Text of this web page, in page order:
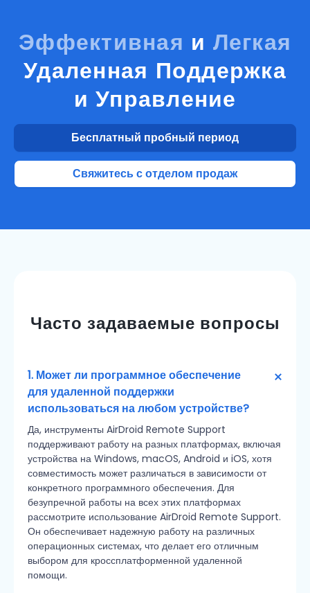
Эффективная и Легкая
Удаленная Поддержка
и Управление
Бесплатный пробный период
Свяжитесь с отделом продаж
Часто задаваемые вопросы
1. Может ли программное обеспечение
для удаленной поддержки
использоваться на любом устройстве?
Да, инструменты AirDroid Remote Support
поддерживают работу на разных платформах, включая
устройства на Windows, macOS, Android и iOS, хотя
совместимость может различаться в зависимости от
конкретного программного обеспечения. Для
безупречной работы на всех этих платформах
рассмотрите использование AirDroid Remote Support.
Он обеспечивает надежную работу на различных
операционных системах, что делает его отличным
выбором для кроссплатформенной удаленной
помощи.